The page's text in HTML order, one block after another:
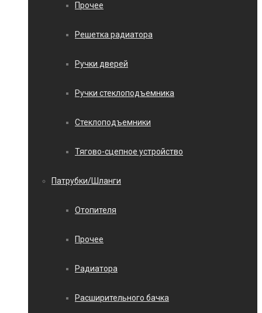
Прочее
Решетка радиатора
Ручки дверей
Ручки стеклоподъемника
Стеклоподъемники
Тягово-сцепное устройство
Патрубки/Шланги
Отопителя
Прочее
Радиатора
Расширительного бачка